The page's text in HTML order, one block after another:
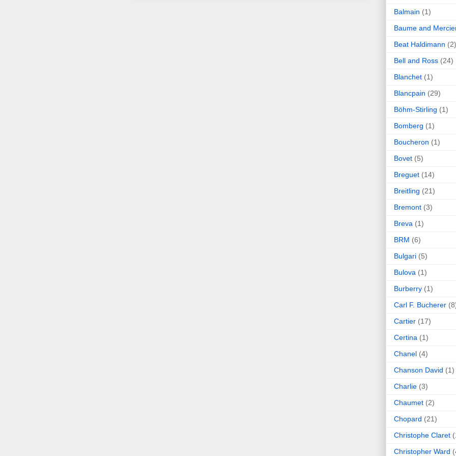
Balmain (1)
Baume and
Beat Haldimann (2)
Bell and Ross (24)
Blanchet (1)
Blancpain (29)
Böhm-Stirling (1)
Bomberg (1)
Boucheron (1)
Bovet (5)
Breguet (14)
Breitling (21)
Bremont (3)
Breva (1)
BRM (6)
Bulgari (5)
Bulova (1)
Burberry (1)
Carl F. Bucherer
Cartier (17)
Certina (1)
Chanel (4)
Chanson David (1)
Charlie (3)
Chaumet (2)
Chopard (21)
Christophe Claret
Christopher Ward